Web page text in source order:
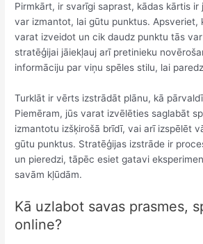
Pirmkārt, ir svarīgi saprast, kādas kārtis
var izmantot, lai gūtu punktus. Apsveriet,
varat izveidot un cik daudz punktu tās
stratēģijai jāiekļauj arī pretinieku
informāciju par viņu spēles stilu, lai
Turklāt ir vērts izstrādāt plānu, kā
Piemēram, jūs varat izvēlēties saglabāt
izmantotu izšķirošā brīdī, vai arī izspēlēt
gūtu punktus. Stratēģijas izstrāde ir
un pieredzi, tāpēc esiet gatavi
savām kļūdām.
Kā uzlabot savas prasmes,
online?